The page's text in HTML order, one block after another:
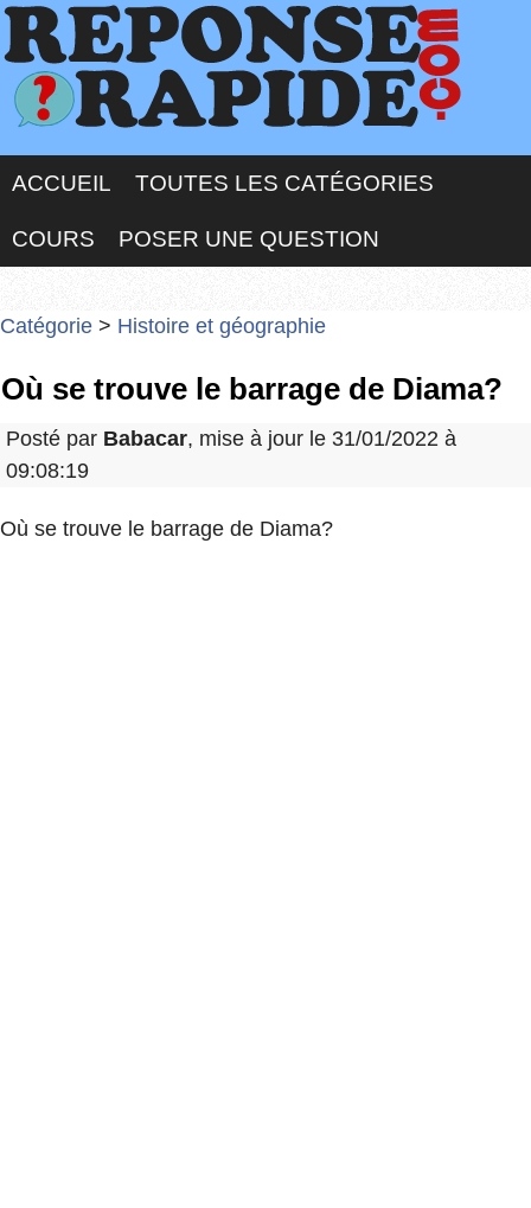
ACCUEIL TOUTES LES CATÉGORIES
COURS POSER UNE QUESTION
Catégorie > Histoire et géographie
Où se trouve le barrage de Diama?
Posté par Babacar, mise à jour le 31/01/2022 à
09:08:19
Où se trouve le barrage de Diama?